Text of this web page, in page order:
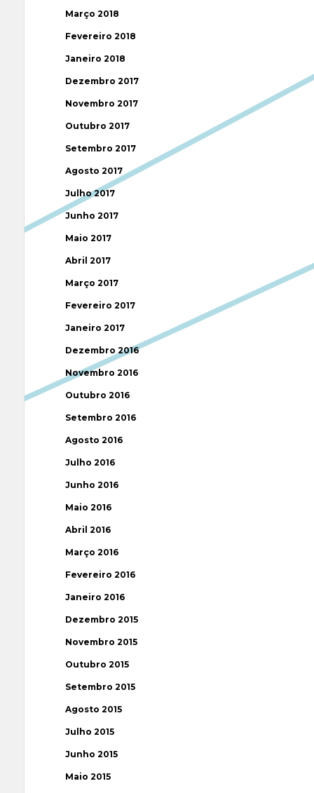
Março 2018
Fevereiro 2018
Janeiro 2018
Dezembro 2017
Novembro 2017
Outubro 2017
Setembro 2017
Agosto 2017
Julho 2017
Junho 2017
Maio 2017
Abril 2017
Março 2017
Fevereiro 2017
Janeiro 2017
Dezembro 2016
Novembro 2016
Outubro 2016
Setembro 2016
Agosto 2016
Julho 2016
Junho 2016
Maio 2016
Abril 2016
Março 2016
Fevereiro 2016
Janeiro 2016
Dezembro 2015
Novembro 2015
Outubro 2015
Setembro 2015
Agosto 2015
Julho 2015
Junho 2015
Maio 2015